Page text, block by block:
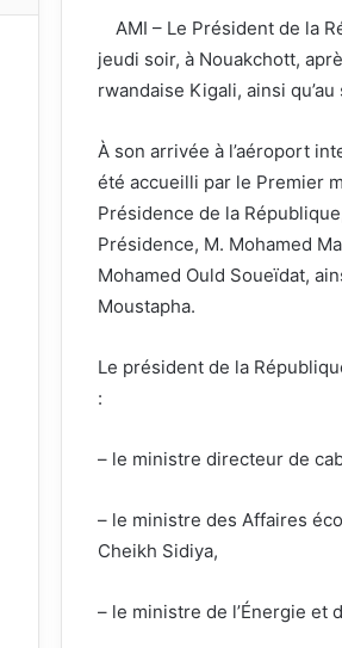
AMI – Le Président de la
jeudi soir, à Nouakchott,
rwandaise Kigali, ainsi
À son arrivée à l’aéroport
été accueilli par le Premier
Présidence de la
Présidence, M. Mohamed
Mohamed Ould Soueïdat,
Moustapha.
Le président de la
:
– le ministre directeur de
– le ministre des Affaires
Cheikh Sidiya,
– le ministre de l’Énergie et